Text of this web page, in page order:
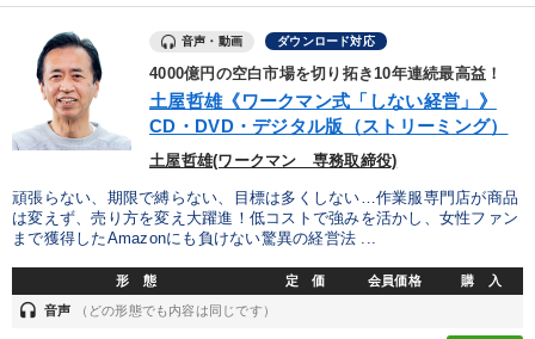
音声・動画 ダウンロード対応
4000億円の空白市場を切り拓き10年連続最高益！
土屋哲雄《ワークマン式「しない経営」》
CD・DVD・デジタル版（ストリーミング）
土屋哲雄(ワークマン 専務取締役)
頑張らない、期限で縛らない、目標は多くしない…作業服専門店が商品
は変えず、売り方を変え大躍進！低コストで強みを活かし、女性ファン
まで獲得したAmazonにも負けない驚異の経営法 ...
形 態 定 価 会員価格 購 入
headset 音声 （どの形態でも内容は同じです）